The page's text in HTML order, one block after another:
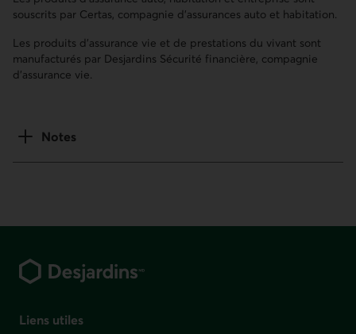
souscrits par Certas, compagnie d’assurances auto et habitation.
Les produits d'assurance vie et de prestations du vivant sont
manufacturés par Desjardins Sécurité financière, compagnie
d'assurance vie.
Notes
Liens utiles